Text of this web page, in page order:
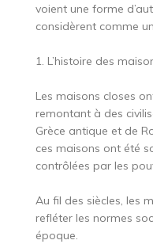
voient une forme
considèrent comme
1. L’histoire des
Les maisons closes
remontant à des
Grèce antique et de
ces maisons ont été
contrôlées par les
Au fil des siècles, les
refléter les normes
époque.